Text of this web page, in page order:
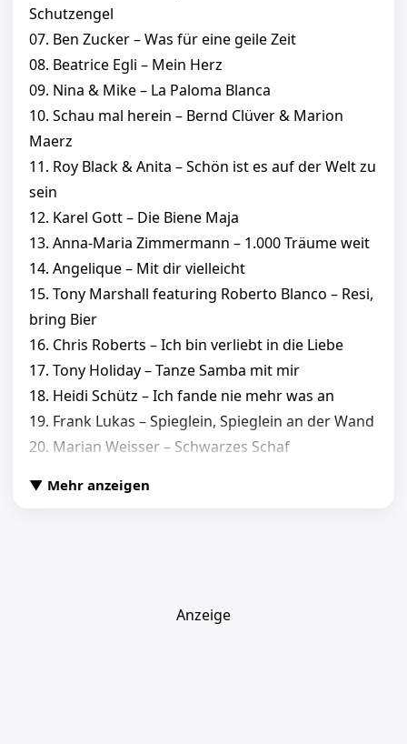
Schutzengel
07. Ben Zucker – Was für eine geile Zeit
08. Beatrice Egli – Mein Herz
09. Nina & Mike – La Paloma Blanca
10. Schau mal herein – Bernd Clüver & Marion
Maerz
11. Roy Black & Anita – Schön ist es auf der Welt zu
sein
12. Karel Gott – Die Biene Maja
13. Anna-Maria Zimmermann – 1.000 Träume weit
14. Angelique – Mit dir vielleicht
15. Tony Marshall featuring Roberto Blanco – Resi,
bring Bier
16. Chris Roberts – Ich bin verliebt in die Liebe
17. Tony Holiday – Tanze Samba mit mir
18. Heidi Schütz – Ich fande nie mehr was an
19. Frank Lukas – Spieglein, Spieglein an der Wand
20. Marian Weisser – Schwarzes Schaf
22. Hans Albers – Auf der Reeperbahn nachts um
01. Großstadtengel – Gute Laune
▼ Mehr anzeigen
Anzeige